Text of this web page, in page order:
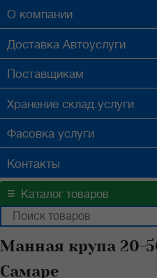
О компании
Доставка Автоуслуги
Поставщикам
Хранение склад.услуги
Фасовка услуги
Контакты
≡ Каталог товаров
Манная крупа 20-
Самаре